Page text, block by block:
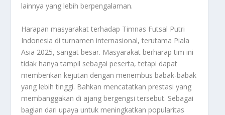
lainnya yang lebih berpengalaman.
Harapan masyarakat terhadap Timnas Futsal Putri
Indonesia di turnamen internasional, terutama Piala
Asia 2025, sangat besar. Masyarakat berharap tim ini
tidak hanya tampil sebagai peserta, tetapi dapat
memberikan kejutan dengan menembus babak-babak
yang lebih tinggi. Bahkan mencatatkan prestasi yang
membanggakan di ajang bergengsi tersebut. Sebagai
bagian dari upaya untuk meningkatkan popularitas